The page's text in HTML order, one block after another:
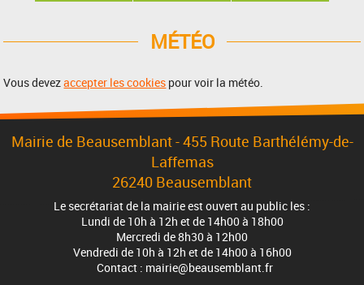
MÉTÉO
Vous devezaccepter les cookies pour voir la météo.
Mairie de Beausemblant - 455 Route Barthélémy-de-
Laffemas
26240 Beausemblant
Le secrétariat de la mairie est ouvert au public les :
Lundi de 10h à 12h et de 14h00 à 18h00
Mercredi de 8h30 à 12h00
Vendredi de 10h à 12h et de 14h00 à 16h00
Contact : mairie@beausemblant.fr